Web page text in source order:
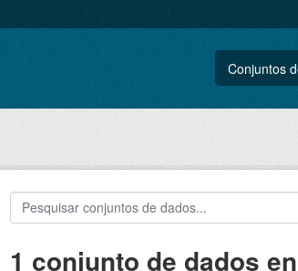
Conjuntos
1 conjunto de dados